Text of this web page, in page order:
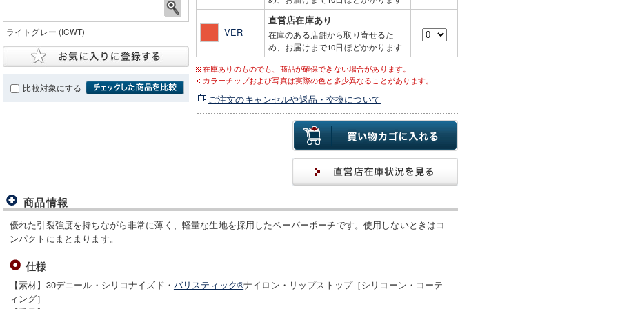
ライトグレー (ICWT)
比較対象にする
VER
直営店在庫あり
在庫のある店舗から取り寄せるた
め、お届けまで10日ほどかかります
在庫ありのものでも、商品が確保できない場合があります。
カラーチップおよび写真は実際の色と多少異なることがあります。
ご注文のキャンセルや返品・交換について
商品情報
優れた引裂強度を持ちながら非常に薄く、軽量な生地を採用したペーパーポーチです。使用しないときはコ
ンパクトにまとまります。
仕様
【素材】30デニール・シリコナイズド・ バリスティック®ナイロン・リップストップ［シリコーン・コーテ
ィング］